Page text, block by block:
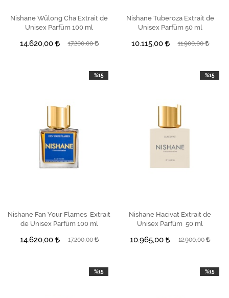
SEPETE EKLE
Nishane Wülong Cha Extrait de
Unisex Parfüm 100 ml
14.620,00 17.200,00
SEPETE EKLE
Nishane Tuberoza Extrait de
Unisex Parfüm 50 ml
10.115,00 11.900,00
SEPETE EKLE
Nishane Fan Your Flames Extrait
de Unisex Parfüm 100 ml
14.620,00 17.200,00
%15
SEPETE EKLE
Nishane Hacivat Extrait de
Unisex Parfüm 50 ml
10.965,00 12.900,00
%15
%15 %15